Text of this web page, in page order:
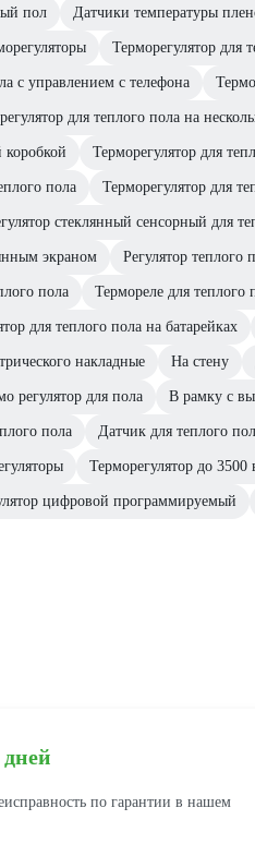
пол Датчики температуры
Терморегулятор для
с управлением с телефона
для теплого пола на
коробкой Терморегулятор для
пола Терморегулятор для
стеклянный сенсорный для
экраном Регулятор теплого
пола Термореле для теплого
для теплого пола на батарейках
накладные На стену
регулятор для пола В рамку с
пола Датчик для теплого
Терморегулятор до 3500
цифровой программируемый
по гарантии в нашем